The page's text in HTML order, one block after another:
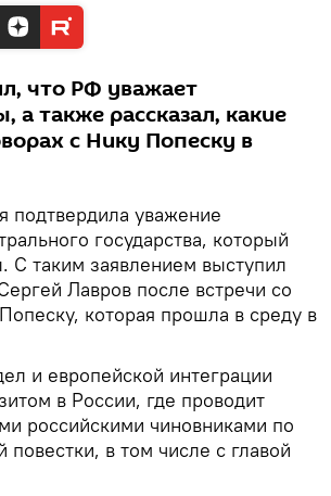
что РФ уважает
а также рассказал, какие
с Нику Попеску в
подтвердила уважение
государства, который
С таким заявлением выступил
Лавров после встречи со
которая прошла в среду в
и европейской интеграции
в России, где проводит
российскими чиновниками по
в том числе с главой